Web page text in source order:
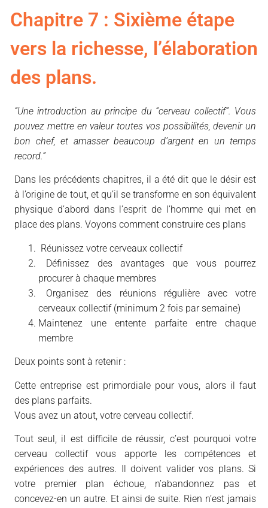
Chapitre 7 : Sixième étape
vers la richesse, l’élaboration
des plans.
“Une introduction au principe du “cerveau collectif”. Vous
pouvez mettre en valeur toutes vos possibilités, devenir un
bon chef, et amasser beaucoup d’argent en un temps
record.”
Dans les précédents chapitres, il a été dit que le désir est
à l’origine de tout, et qu’il se transforme en son équivalent
physique d’abord dans l’esprit de l’homme qui met en
place des plans. Voyons comment construire ces plans
Réunissez votre cerveaux collectif
Définissez des avantages que vous pourrez
procurer à chaque membres
Organisez des réunions régulière avec votre
cerveaux collectif (minimum 2 fois par semaine)
Maintenez une entente parfaite entre chaque
membre
Deux points sont à retenir :
Cette entreprise est primordiale pour vous, alors il faut
des plans parfaits.
Vous avez un atout, votre cerveau collectif.
Tout seul, il est difficile de réussir, c’est pourquoi votre
cerveau collectif vous apporte les compétences et
expériences des autres. Il doivent valider vos plans. Si
votre premier plan échoue, n’abandonnez pas et
concevez-en un autre. Et ainsi de suite. Rien n’est jamais